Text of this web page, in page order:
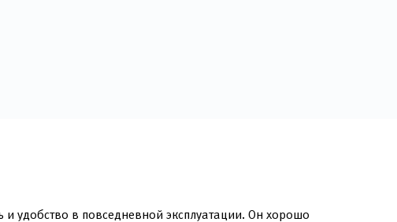
удобство в повседневной эксплуатации. Он хорошо